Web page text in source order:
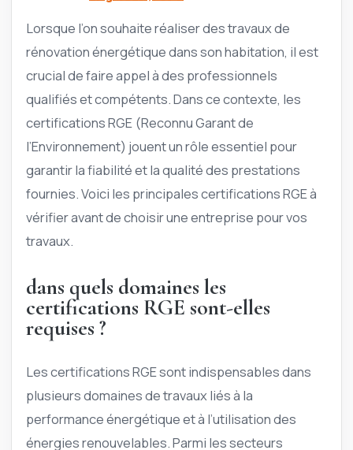
Lorsque l’on souhaite réaliser des travaux de
rénovation énergétique dans son habitation, il est
crucial de faire appel à des professionnels
qualifiés et compétents. Dans ce contexte, les
certifications RGE (Reconnu Garant de
l’Environnement) jouent un rôle essentiel pour
garantir la fiabilité et la qualité des prestations
fournies. Voici les principales certifications RGE à
vérifier avant de choisir une entreprise pour vos
travaux.
dans quels domaines les
certifications RGE sont-elles
requises ?
Les certifications RGE sont indispensables dans
plusieurs domaines de travaux liés à la
performance énergétique et à l’utilisation des
énergies renouvelables. Parmi les secteurs